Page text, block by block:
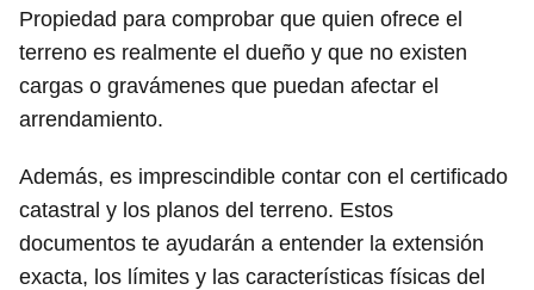
Propiedad para comprobar que quien ofrece el
terreno es realmente el dueño y que no existen
cargas o gravámenes que puedan afectar el
arrendamiento.
Además, es imprescindible contar con el certificado
catastral y los planos del terreno. Estos
documentos te ayudarán a entender la extensión
exacta, los límites y las características físicas del